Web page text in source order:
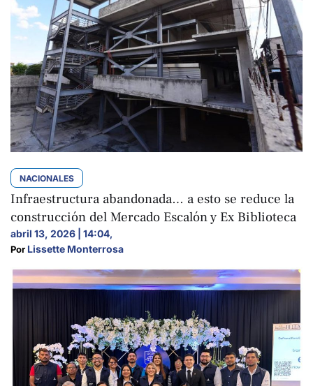
NACIONALES
Infraestructura abandonada… a esto se reduce la
construcción del Mercado Escalón y Ex Biblioteca
abril 13, 2026 | 14:04,
Por Lissette Monterrosa